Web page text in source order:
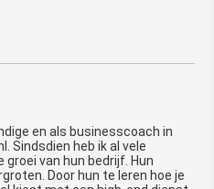
en als businesscoach in
Sindsdien heb ik al vele
van hun bedrijf. Hun
Door hun te leren hoe je